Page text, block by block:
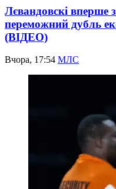
Лєвандовскі вперше
переможний дубль
(ВІДЕО)
Вчора, 17:54 МЛС